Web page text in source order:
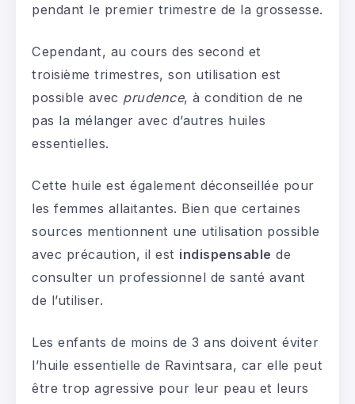
pendant le premier trimestre de la grossesse.
Cependant, au cours des second et
troisième trimestres, son utilisation est
possible avec prudence, à condition de ne
pas la mélanger avec d’autres huiles
essentielles.
Cette huile est également déconseillée pour
les femmes allaitantes. Bien que certaines
sources mentionnent une utilisation possible
avec précaution, il est indispensable de
consulter un professionnel de santé avant
de l’utiliser.
Les enfants de moins de 3 ans doivent éviter
l’huile essentielle de Ravintsara, car elle peut
être trop agressive pour leur peau et leurs